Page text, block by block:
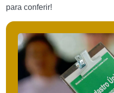
para conferir!